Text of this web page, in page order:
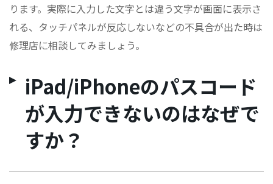
ります。実際に入力した文字とは違う文字が画面に表示さ
れる、タッチパネルが反応しないなどの不具合が出た時は
修理店に相談してみましょう。
iPad/iPhoneのパスコード
が入力できないのはなぜで
すか？